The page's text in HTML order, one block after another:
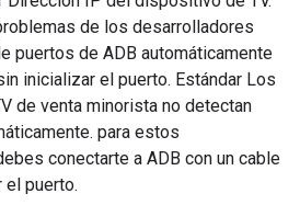
de los desarrolladores
puertos de ADB automáticamente
inicializar el puerto. Estándar Los
de venta minorista no detectan
para estos
conectarte a ADB con un cable
el puerto.